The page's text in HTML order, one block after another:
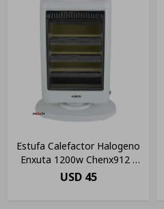
Estufa Calefactor Halogeno
Enxuta 1200w Chenx912 /
Color Blanco
USD 45